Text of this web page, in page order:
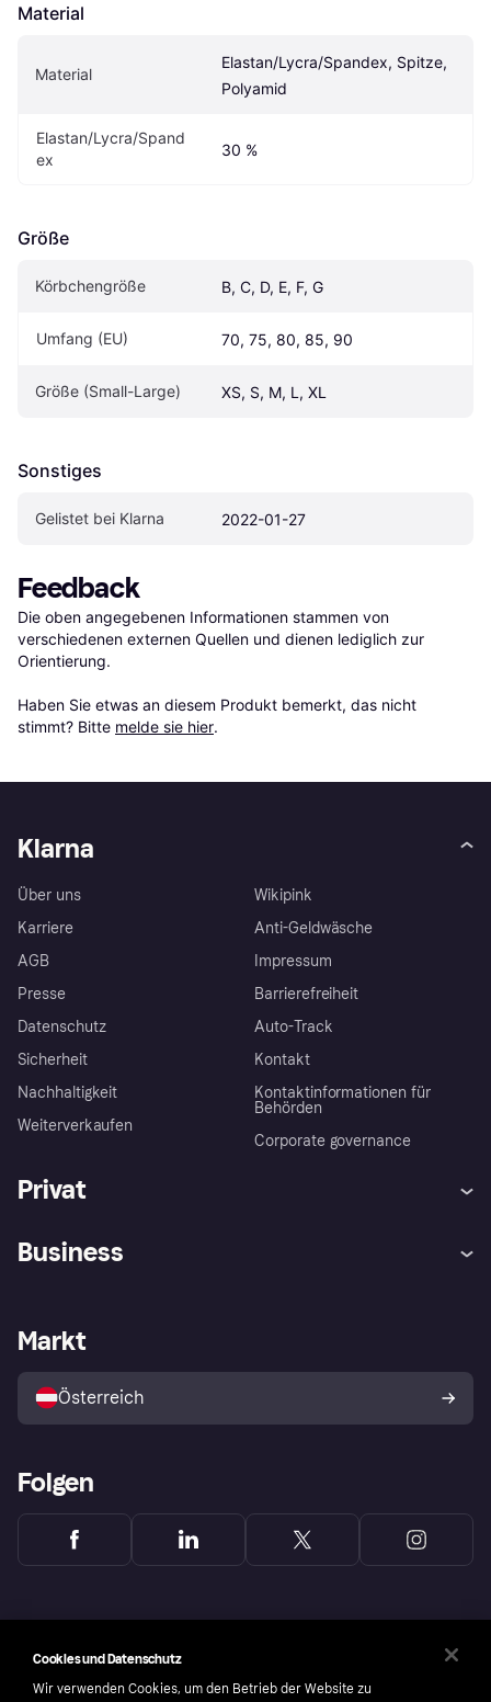
Material
Material
Elastan/Lycra/Spandex, Spitze,
Polyamid
Elastan/Lycra/Spand
ex
30 %
Größe
Körbchengröße B, C, D, E, F, G
Umfang (EU) 70, 75, 80, 85, 90
Größe (Small-Large) XS, S, M, L, XL
Sonstiges
Gelistet bei Klarna 2022-01-27
Feedback
Die oben angegebenen Informationen stammen von
verschiedenen externen Quellen und dienen lediglich zur
Orientierung.
Haben Sie etwas an diesem Produkt bemerkt, das nicht
stimmt? Bitte melde sie hier.
Klarna
Über uns
Karriere
AGB
Presse
Datenschutz
Sicherheit
Nachhaltigkeit
Weiterverkaufen
Wikipink
Anti-Geldwäsche
Impressum
Barrierefreiheit
Auto-Track
Kontakt
Kontaktinformationen für
Behörden
Corporate governance
Privat
Shops entdecken
Business
Händlerportal
Markt
Österreich
Folgen
Cookies und Datenschutz
Wir verwenden Cookies, um den Betrieb der Website zu